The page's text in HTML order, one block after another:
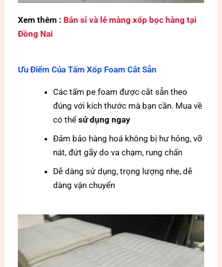
Xem thêm : Bán sỉ và lẻ màng xốp bọc hàng tại
Đồng Nai
Ưu Điểm Của Tấm Xốp Foam Cắt Sẵn
Các tấm pe foam được cắt sẵn theo
đúng với kích thước mà bạn cần. Mua về
có thểsử dụng ngay
Đảm bảo hàng hoá không bị hư hỏng, vỡ
nát, đứt gãy do va chạm, rung chấn
Dễ dàng sử dụng, trọng lượng nhẹ, dễ
dàng vận chuyển